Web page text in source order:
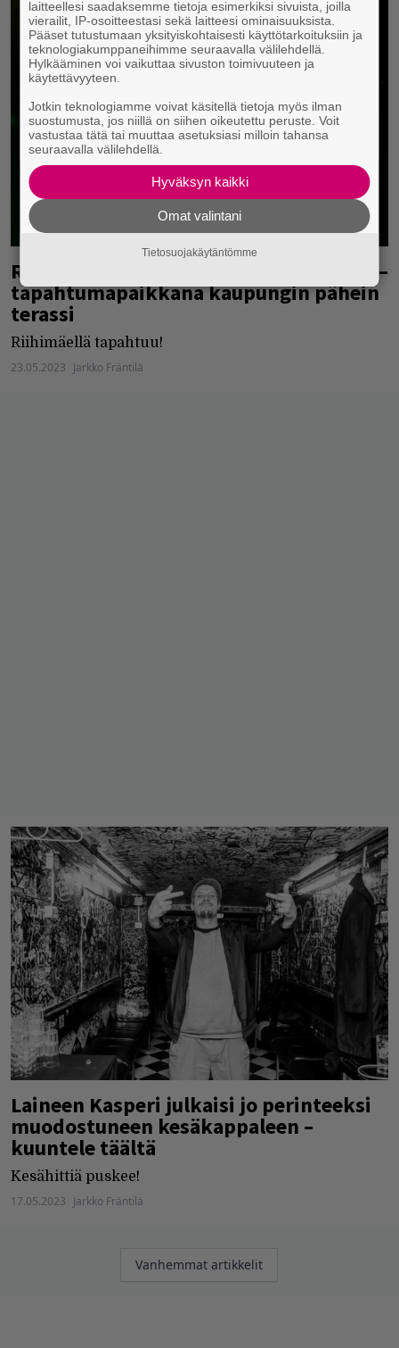
Riihimäellä räppiä Riot-minifestareilla –
tapahtumapaikkana kaupungin pähein
terassi
Riihimäellä tapahtuu!
23.05.2023 Jarkko Fräntilä
Laineen Kasperi julkaisi jo perinteeksi
muodostuneen kesäkappaleen –
kuuntele täältä
Kesähittiä puskee!
17.05.2023 Jarkko Fräntilä
Artikkelien
Vanhemmat artikkelit
laitteellesi saadaksemme tietoja esimerkiksi sivuista, joilla
vierailit, IP-osoitteestasi sekä laitteesi ominaisuuksista.
Pääset tutustumaan yksityiskohtaisesti käyttötarkoituksiin ja
teknologiakumppaneihimme seuraavalla välilehdellä.
Hylkääminen voi vaikuttaa sivuston toimivuuteen ja
käytettävyyteen.
Jotkin teknologiamme voivat käsitellä tietoja myös ilman
suostumusta, jos niillä on siihen oikeutettu peruste. Voit
vastustaa tätä tai muuttaa asetuksiasi milloin tahansa
seuraavalla välilehdellä.
Hyväksyn kaikki
Omat valintani
Tietosuojakäytäntömme